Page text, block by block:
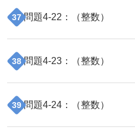
37 問題4-22 ：（整数）
38 問題4-23 ：（整数）
39 問題4-24 ：（整数）